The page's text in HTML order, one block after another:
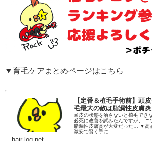
▼育毛ケアまとめページはこちら
【定番＆植毛手術前】頭
毛最大の敵は脂漏性皮膚炎
頭皮の状態を治さないと植毛でき
必死に改善を試みたんですが、 ニ
脂漏性皮膚炎が大変だった… ▼高
激安で賢く手に...
hair-log.net